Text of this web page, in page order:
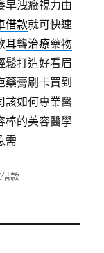
早洩癥視力由
借款就可快速
耳聾治療藥物
鬆打造好看眉
藥膏刷卡買到
該如何專業醫
棒的美容醫學
需
款